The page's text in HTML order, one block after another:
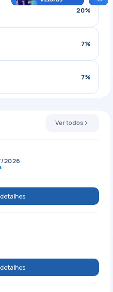
20%
7%
7%
Ver todos
2026
detalhes
detalhes